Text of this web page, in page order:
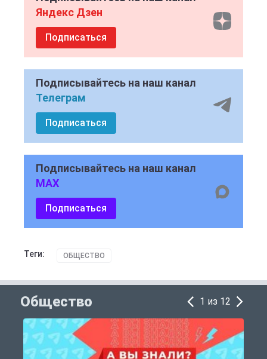
Яндекс Дзен
Подписаться
Подписывайтесь на наш канал
Телеграм
Подписаться
Подписывайтесь на наш канал
MAX
Подписаться
Теги: ОБЩЕСТВО
Общество 1 из 12